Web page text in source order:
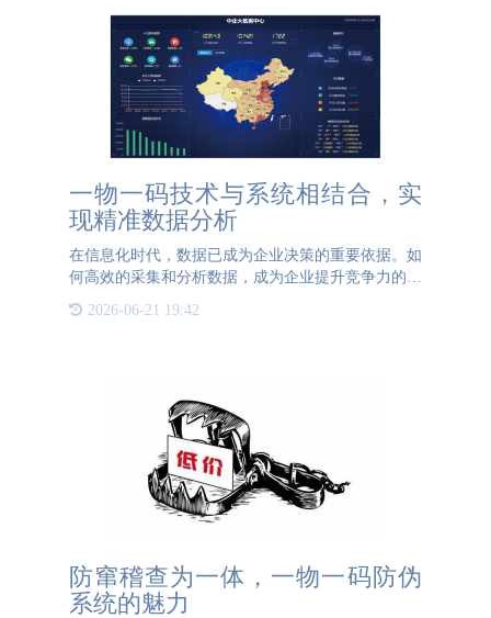
一物一码技术与系统相结合，实
现精准数据分析
在信息化时代，数据已成为企业决策的重要依据。如
何高效的采集和分析数据，成为企业提升竞争力的关
的数据管理和分析手段，实现了从传统管理到精准数
2026-06-21 19:42
防窜稽查为一体，一物一码防伪
系统的魅力